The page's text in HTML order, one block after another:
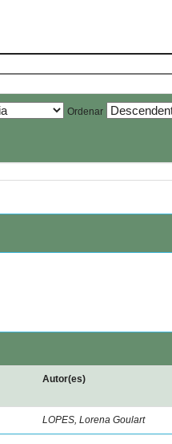
Ordenar
Autor(es)
LOPES, Lorena Goulart